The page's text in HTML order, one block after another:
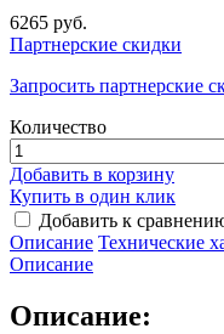
6265 руб.
Партнерские скидки
Запросить партнерские
Количество
Добавить в корзину
Купить в один клик
Добавить к
Описание Технические
Описание
Описание: